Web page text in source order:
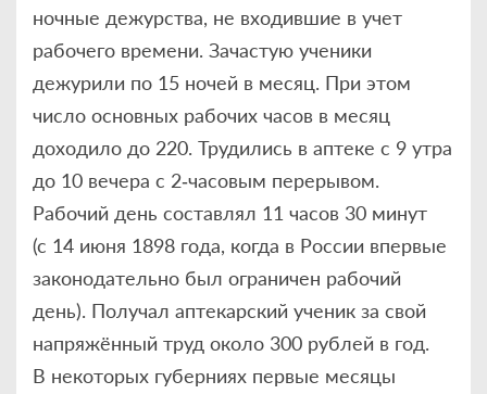
ночные дежурства, не входившие в учет
рабочего времени. Зачастую ученики
дежурили по 15 ночей в месяц. При этом
число основных рабочих часов в месяц
доходило до 220. Трудились в аптеке с 9 утра
до 10 вечера с 2‑часовым перерывом.
Рабочий день составлял 11 часов 30 минут
(с 14 июня 1898 года, когда в России впервые
законодательно был ограничен рабочий
день). Получал аптекарский ученик за свой
напряжённый труд около 300 рублей в год.
В некоторых губерниях первые месяцы